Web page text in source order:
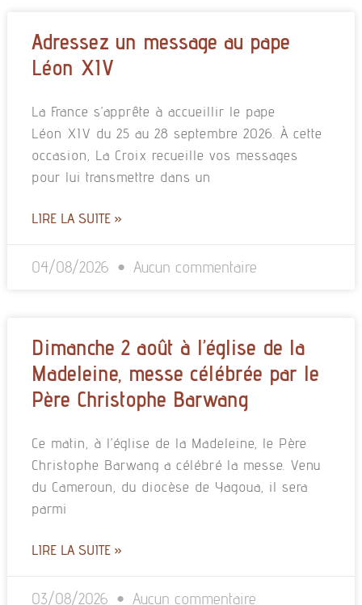
Adressez un message au pape
Léon XIV
La France s’apprête à accueillir le pape
Léon XIV du 25 au 28 septembre 2026. À cette
occasion, La Croix recueille vos messages
pour lui transmettre dans un
LIRE LA SUITE »
04/08/2026 Aucun commentaire
Dimanche 2 août à l’église de la
Madeleine, messe célébrée par le
Père Christophe Barwang
Ce matin, à l’église de la Madeleine, le Père
Christophe Barwang a célébré la messe. Venu
du Cameroun, du diocèse de Yagoua, il sera
parmi
LIRE LA SUITE »
03/08/2026 Aucun commentaire